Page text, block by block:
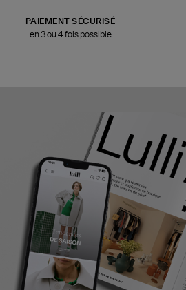
PAIEMENT SÉCURISÉ
en 3 ou 4 fois possible